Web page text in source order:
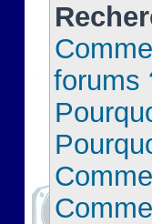
forums